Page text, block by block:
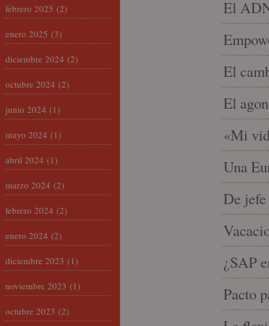
El
El
El
«Mi
Una
De
¿SAP
Pacto
febrero 2025 (2)
enero 2025 (3)
diciembre 2024 (2)
octubre 2024 (2)
junio 2024 (1)
mayo 2024 (1)
abril 2024 (1)
marzo 2024 (2)
febrero 2024 (2)
enero 2024 (2)
diciembre 2023 (1)
noviembre 2023 (1)
octubre 2023 (2)